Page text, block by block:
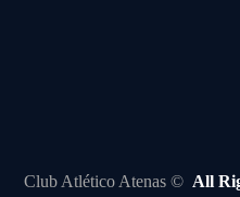
Club Atlético Atenas © All